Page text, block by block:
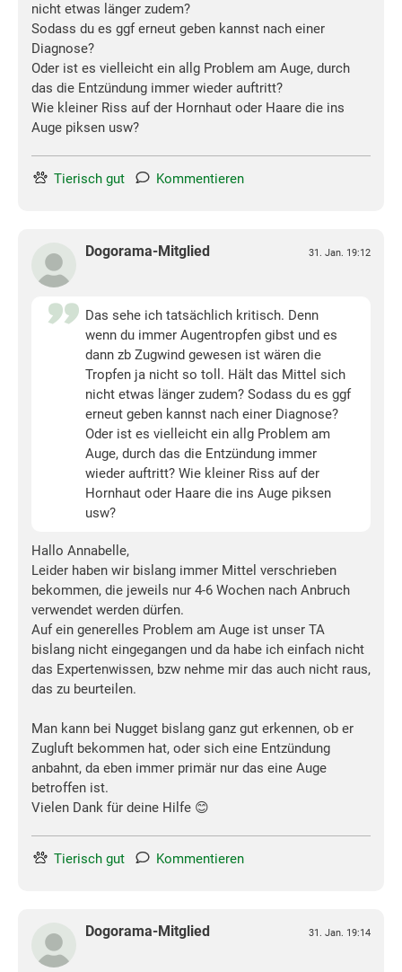
nicht etwas länger zudem?
Sodass du es ggf erneut geben kannst nach einer
Diagnose?
Oder ist es vielleicht ein allg Problem am Auge, durch
das die Entzündung immer wieder auftritt?
Wie kleiner Riss auf der Hornhaut oder Haare die ins
Auge piksen usw?
Tierisch gut Kommentieren
Dogorama-Mitglied 31. Jan. 19:12
Das sehe ich tatsächlich kritisch. Denn
wenn du immer Augentropfen gibst und es
dann zb Zugwind gewesen ist wären die
Tropfen ja nicht so toll. Hält das Mittel sich
nicht etwas länger zudem? Sodass du es ggf
erneut geben kannst nach einer Diagnose?
Oder ist es vielleicht ein allg Problem am
Auge, durch das die Entzündung immer
wieder auftritt? Wie kleiner Riss auf der
Hornhaut oder Haare die ins Auge piksen
usw?
Hallo Annabelle,
Leider haben wir bislang immer Mittel verschrieben
bekommen, die jeweils nur 4-6 Wochen nach Anbruch
verwendet werden dürfen.
Auf ein generelles Problem am Auge ist unser TA
bislang nicht eingegangen und da habe ich einfach nicht
das Expertenwissen, bzw nehme mir das auch nicht raus,
das zu beurteilen.
Man kann bei Nugget bislang ganz gut erkennen, ob er
Zugluft bekommen hat, oder sich eine Entzündung
anbahnt, da eben immer primär nur das eine Auge
betroffen ist.
Vielen Dank für deine Hilfe 😊
Tierisch gut Kommentieren
Dogorama-Mitglied 31. Jan. 19:14